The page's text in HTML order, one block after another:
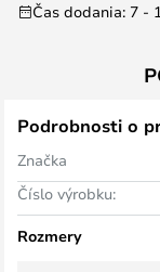
Čas dodania: 7 -
Podrobnosti o
Značka
Číslo výrobku:
Rozmery